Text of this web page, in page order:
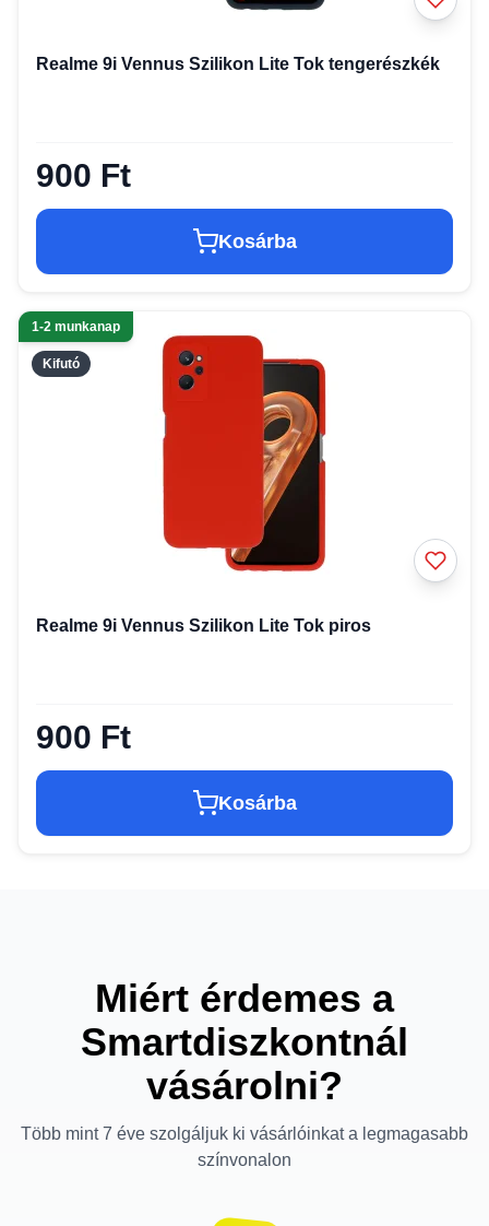
Realme 9i Vennus Szilikon Lite Tok tengerészkék
900 Ft
Kosárba
Kifutó
1-2 munkanap
Realme 9i Vennus Szilikon Lite Tok piros
900 Ft
Kosárba
Miért érdemes a
Smartdiszkontnál
vásárolni?
Több mint 7 éve szolgáljuk ki vásárlóinkat a legmagasabb
színvonalon